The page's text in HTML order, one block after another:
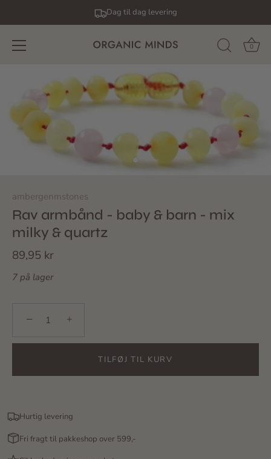
Dag til dag levering
0
ambergenmstones
Rav armbånd - baby & barn - mix
milky & quartz
89,95 kr
7 på lager
− +
TILFØJ TIL KURV
Hurtig levering
Fri fragt til pakkeshop over 599,-